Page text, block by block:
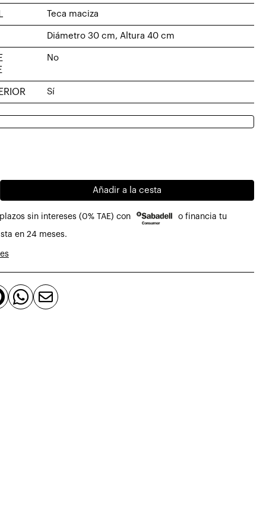
Teca maciza
Diámetro 30 cm, Altura 40 cm
No
Sí
Añadir a la cesta
sin intereses (0% TAE) con o financia tu
en 24 meses.
 